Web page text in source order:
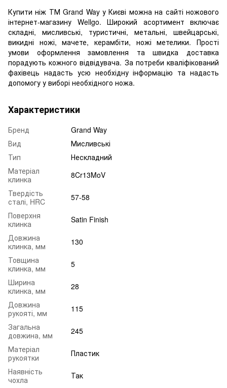
Купити ніж ТМ Grand Way у Києві можна на сайті ножового
інтернет-магазину Wellgo. Широкий асортимент включає
складні, мисливські, туристичні, метальні, швейцарські,
викидні ножі, мачете, керамбіти, ножі метелики. Прості
умови оформлення замовлення та швидка доставка
порадують кожного відвідувача. За потреби кваліфікований
фахівець надасть усю необхідну інформацію та надасть
допомогу у виборі необхідного ножа.
Характеристики
Бренд
Grand Way
Вид
Мисливські
Тип
Нескладний
Матеріал
клинка
8Cr13MoV
Твердість
сталі, HRC
57-58
Поверхня
клинка
Satin Finish
Довжина
клинка, мм
130
Товщина
клинка, мм
5
Ширина
клинка, мм
28
Довжина
рукояті, мм
115
Загальна
довжина, мм
245
Матеріал
рукоятки
Пластик
Наявність
чохла
Так